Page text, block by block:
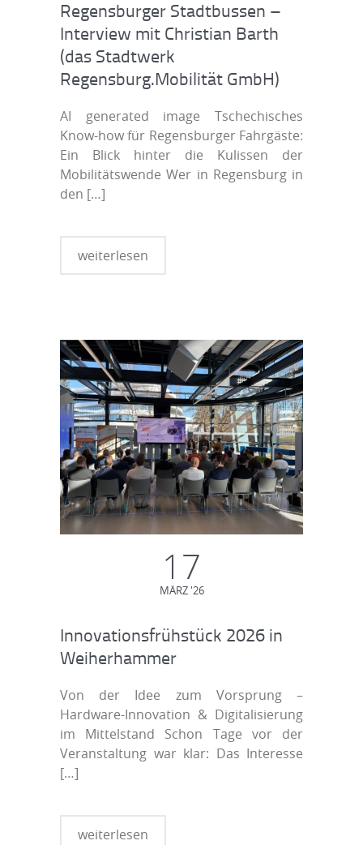
Regensburger Stadtbussen –
Interview mit Christian Barth
(das Stadtwerk
Regensburg.Mobilität GmbH)
AI generated image Tschechisches
Know-how für Regensburger Fahrgäste:
Ein Blick hinter die Kulissen der
Mobilitätswende Wer in Regensburg in
den […]
weiterlesen
17
MÄRZ '26
Innovationsfrühstück 2026 in
Weiherhammer
Von der Idee zum Vorsprung –
Hardware-Innovation & Digitalisierung
im Mittelstand Schon Tage vor der
Veranstaltung war klar: Das Interesse
[…]
weiterlesen